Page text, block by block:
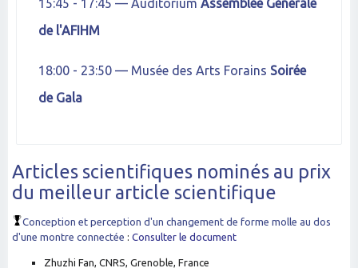
15:45 - 17:45 — Auditorium Assemblée Générale
de l'AFIHM
18:00 - 23:50 — Musée des Arts Forains Soirée
de Gala
Articles scientifiques nominés au prix
du meilleur article scientifique
Conception et perception d'un changement de forme molle au dos
d'une montre connectée : Consulter le document
Zhuzhi Fan, CNRS, Grenoble, France